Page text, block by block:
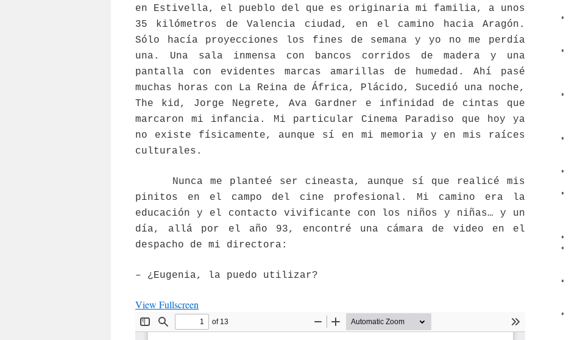
en Estivella, el pueblo del que es originaria mi familia, a unos
35 kilómetros de Valencia ciudad, en el camino hacia Aragón.
Sólo hacía proyecciones los fines de semana y yo no me perdía
una. Una sala inmensa con bancos corridos de madera y una
pantalla con evidentes marcas amarillas de humedad. Ahí pasé
muchas horas con La Reina de África, Plácido, Sucedió una noche,
The kid, Jorge Negrete, Ava Gardner e infinidad de cintas que
marcaron mi infancia. Mi particular Cinema Paradiso que hoy ya
no existe físicamente, aunque sí en mi memoria y en mis raíces
culturales.
Nunca me planteé ser cineasta, aunque sí que realicé mis
pinitos en el campo del cine profesional. Mi camino era la
educación y el contacto vivificante con los niños y niñas… y un
día, allá por el año 93, encontré una cámara de video en el
despacho de mi directora:
– ¿Eugenia, la puedo utilizar?
View Fullscreen